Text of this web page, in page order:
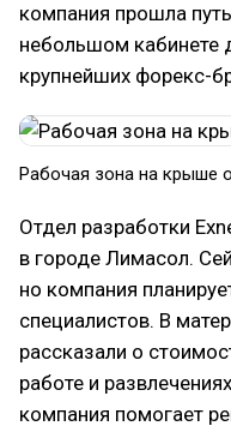
компания прошла
небольшом кабинете
крупнейших форекс-
Рабочая зона на крыше
Отдел разработки
в городе Лимасол.
но компания
специалистов. В
рассказали о
работе и
компания помогает